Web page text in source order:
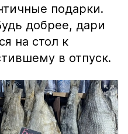
подарки.
добрее, дари
на стол к
в отпуск.